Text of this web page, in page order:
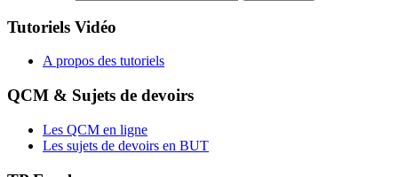
Tutoriels Vidéo
A propos des tutoriels
QCM & Sujets de devoirs
Les QCM en ligne
Les sujets de devoirs en BUT